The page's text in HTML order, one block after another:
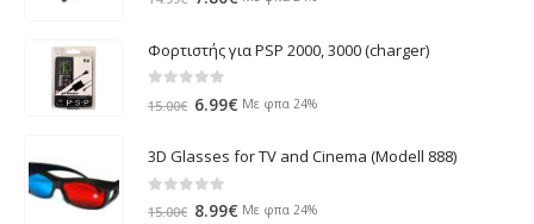
was:
14.99€.
τιμή
Φορτιστής για PSP 2000, 3000 (charger)
out of 5
15.00€ Original
was:
15.00€.
6.99€ Η
τιμή
Με φπα 24%
3D Glasses for TV and Cinema (Modell 888)
out of 5
15.00€ Original
8.99€ ΗΜε φπα 24%